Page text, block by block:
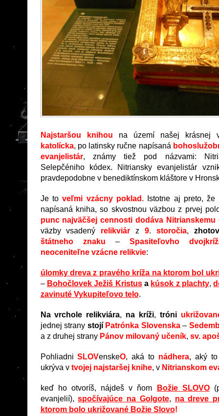
Najstaršou knihou na území našej krásnej
katolícka, po latinsky ručne napísaná
evanjelistár, známy tiež pod názvami:
Selepčéniho kódex. Nitriansky evanjelistár
pravdepodobne v benediktínskom kláštore v
Je toveľmi vzácny poklad . Istotne aj preto, že
napísaná kniha, so skvostnou väzbou z prvej
punc najväčšej cennosti dodáva Nitrianskemu
väzby vsadený relikviárz9. storočia,
štátneho znaku – Spasiteľovho
neoceniteľne vzácne relikvie:
úlomky dreva z pravého kríža na ktorom bol
– Bohočlovek Ježiš Kristus a kúsok z plachty,
zavinuté Vykupiteľovo telo.
Na vrchole relikviára, na kríži,tróni
jednej strany stojí Patrónka Slovenska–
a z druhej strany Pánov milovaný učeník, sv.
PohliadniSLOVenskeO, aká to nádhera, aký
ukrýva v tvojej najstaršej knihe, v Nitrianskom
keď ho otvoríš, nájdeš v ňom Božie SLOVO
evanjelií),spočívajúce na Golgote, na dreve
ktorom bolo ukrižované Božie Slovo!